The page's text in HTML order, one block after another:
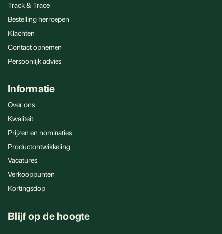
Track & Trace
Bestelling herroepen
Klachten
Contact opnemen
Persoonlijk advies
Informatie
Over ons
Kwaliteit
Prijzen en nominaties
Productontwikkeling
Vacatures
Verkooppunten
Kortingsdop
Blijf op de hoogte